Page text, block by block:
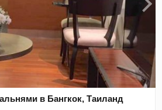
в Бангкок, Таиланд